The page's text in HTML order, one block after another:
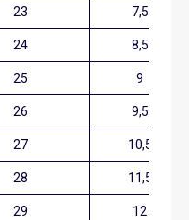
23 7,5
24 8,5
25 9
26 9,5
27 10,5
28 11,5
29 12